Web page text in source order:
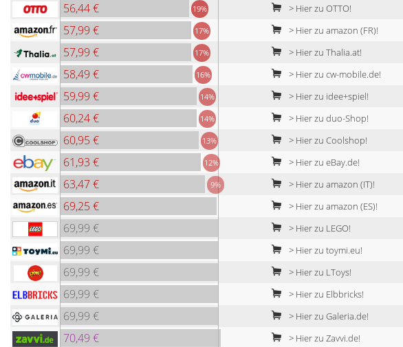
56,44 € 19% > Hier zu OTTO!
57,99 € 17% > Hier zu amazon (FR)!
57,99 € 17% > Hier zu Thalia.at!
58,49 € 16% > Hier zu cw-mobile.de!
59,99 € 14% > Hier zu idee+spiel!
60,24 € 14% > Hier zu duo-Shop!
60,95 € 13% > Hier zu Coolshop!
61,93 € 12% > Hier zu eBay.de!
63,47 € 9% > Hier zu amazon (IT)!
69,25 € > Hier zu amazon (ES)!
69,99 € > Hier zu LEGO!
69,99 € > Hier zu toymi.eu!
69,99 € > Hier zu LToys!
69,99 € > Hier zu Elbbricks!
69,99 € > Hier zu Galeria.de!
70,49 € > Hier zu Zavvi.de!